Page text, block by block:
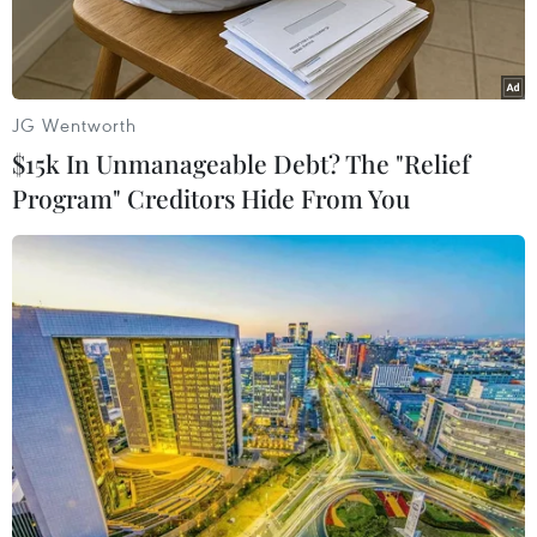
2020.
U23 Nhật Bản có cơ hội sớm vào tứ kết. (Nguồn: Getty Images)
Trước lượt trận thứ 2 vòng bảng, 7 đội bóng
đang có cơ hội để sớm ghi tên mình vào tứ kết
JG Wentworth
$15k In Unmanageable Debt? The "Relief
Program" Creditors Hide From You